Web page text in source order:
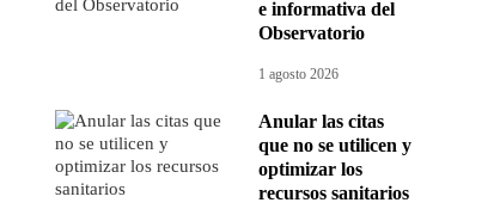
e informativa del
Observatorio
1 agosto 2026
Anular las citas
que no se utilicen y
optimizar los
recursos sanitarios